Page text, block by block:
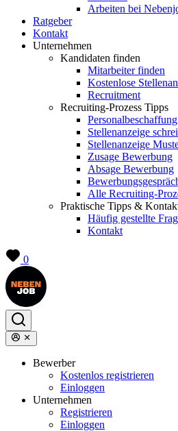
Arbeiten bei
Ratgeber
Kontakt
Unternehmen
Kandidaten finden
Mitarbeiter finden
Kostenlose
Recruitment
Recruiting-Prozess Tipps
Personalbeschaffung
Stellenanzeige
Stellenanzeige
Zusage Bewerbung
Absage Bewerbung
Alle Recruiting-
Praktische Tipps &
Häufig gestellte
Kontakt
0
Bewerber
Kostenlos registrieren
Einloggen
Unternehmen
Registrieren
Einloggen